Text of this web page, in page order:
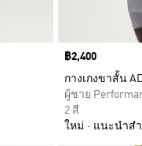
Price
฿2,400
กางเกงขาสั้น
ผู้ชาย
2 สี
ใหม่
แนะนำสำ